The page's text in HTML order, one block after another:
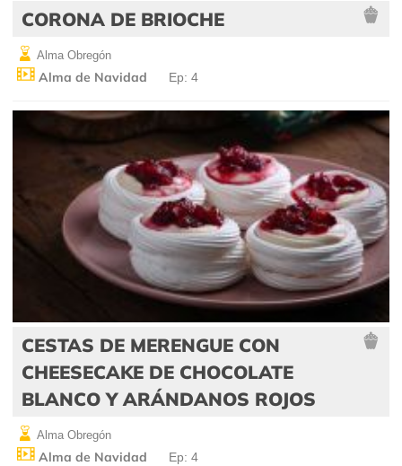
CORONA DE BRIOCHE
Alma Obregón
Alma de Navidad Ep: 4
CESTAS DE MERENGUE CON
CHEESECAKE DE CHOCOLATE
BLANCO Y ARÁNDANOS ROJOS
Alma Obregón
Alma de Navidad Ep: 4